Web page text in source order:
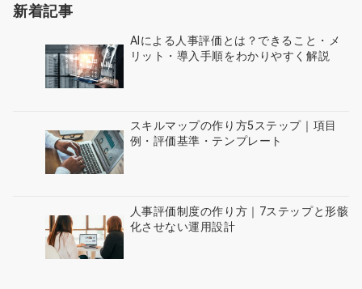
新着記事
AIによる人事評価とは？できること・メ
リット・導入手順をわかりやすく解説
スキルマップの作り方5ステップ｜項目
例・評価基準・テンプレート
人事評価制度の作り方｜7ステップと形骸
化させない運用設計